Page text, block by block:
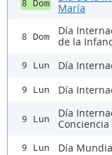
8 Dom
María
8 Dom
Día
de la
9 Lun Día
9 Lun Día
9 Lun
Día
Conciencia
9 Lun Día